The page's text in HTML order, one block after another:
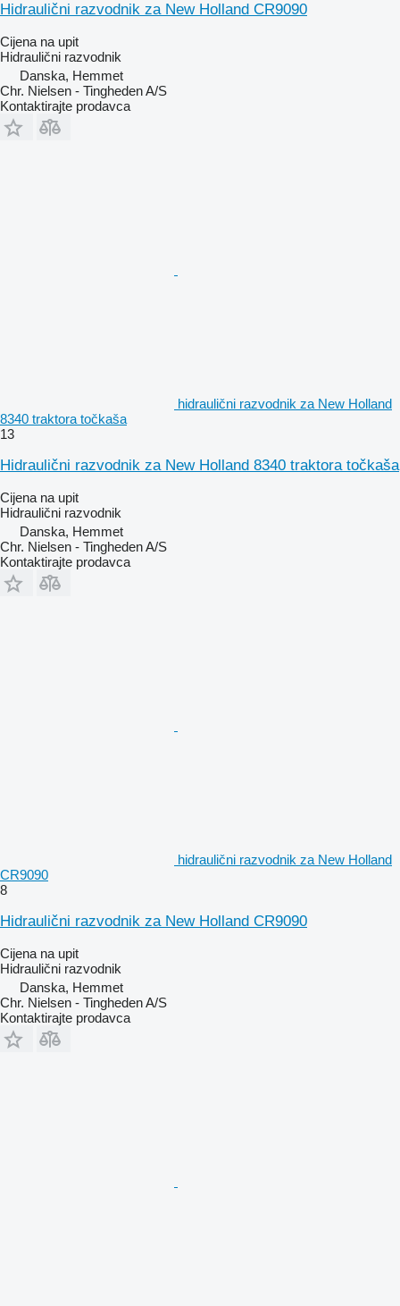
Hidraulični razvodnik za New Holland CR9090
Cijena na upit
Hidraulični razvodnik
Danska, Hemmet
Chr. Nielsen - Tingheden A/S
Kontaktirajte prodavca
hidraulični razvodnik za New Holland
8340 traktora točkaša
13
Hidraulični razvodnik za New Holland 8340 traktora točkaša
Cijena na upit
Hidraulični razvodnik
Danska, Hemmet
Chr. Nielsen - Tingheden A/S
Kontaktirajte prodavca
hidraulični razvodnik za New Holland
CR9090
8
Hidraulični razvodnik za New Holland CR9090
Cijena na upit
Hidraulični razvodnik
Danska, Hemmet
Chr. Nielsen - Tingheden A/S
Kontaktirajte prodavca